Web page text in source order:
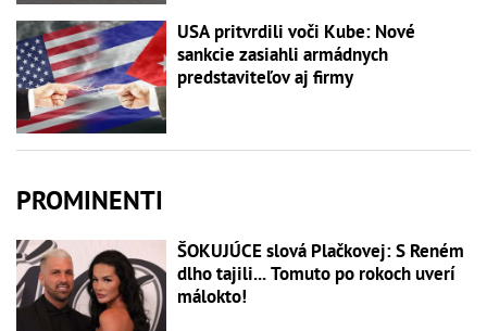
USA pritvrdili voči Kube: Nové
sankcie zasiahli armádnych
predstaviteľov aj firmy
PROMINENTI
ŠOKUJÚCE slová Plačkovej: S Reném
dlho tajili... Tomuto po rokoch uverí
málokto!